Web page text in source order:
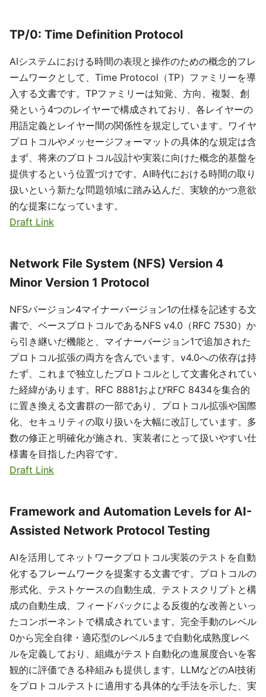
TP/0: Time Definition Protocol
AIシステムにおける時間の表現と操作のための概念的フレ
ームワークとして、Time Protocol（TP）ファミリーを導
入する文書です。TPファミリーは知覚、方向、複製、創
発という4つのレイヤーで構成されており、各レイヤーの
用語定義とレイヤー間の関係性を規定しています。ワイヤ
プロトコルやメッセージフォーマットの具体的な規定は含
まず、将来のプロトコル設計や実装に向けた概念的基盤を
提供するという位置づけです。AI時代における時間の取り
扱いという新たな問題領域に踏み込んだ、実験的かつ意欲
的な提案になっています。
Draft Link
Network File System (NFS) Version 4
Minor Version 1 Protocol
NFSバージョン4マイナーバージョン1の仕様を記述する文
書で、ベースプロトコルであるNFS v4.0（RFC 7530）か
ら引き継いだ機能と、マイナーバージョン1で追加された
プロトコル拡張の両方を含んでいます。v4.0への依存は持
たず、これまで独立したプロトコルとして文書化されてい
た経緯があります。RFC 8881およびRFC 8434を集合的
に置き換える文書群の一部であり、プロトコル拡張や国際
化、セキュリティの取り扱いを大幅に改訂しています。多
数の修正と明確化が施され、実装者にとって扱いやすい仕
様書を目指した内容です。
Draft Link
Framework and Automation Levels for AI-
Assisted Network Protocol Testing
AIを活用してネットワークプロトコル実装のテストを自動
化するフレームワークを提案する文書です。プロトコルの
形式化、テストケースの自動生成、テストスクリプトと構
成の自動生成、フィードバックによる反復的な改善といっ
たコンポーネントで構成されています。完全手動のレベル
0から完全自律・適応型のレベル5まで自動化成熟度レベ
ルを定義しており、組織がテスト自動化の進展度合いを客
観的に評価できる枠組みも提供します。LLMなどのAI技術
をプロトコルテストに適用する具体的な手法を示した、実